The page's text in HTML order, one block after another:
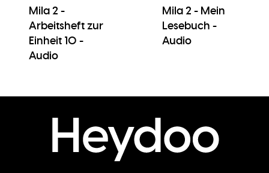
Mila 2 -
Arbeitsheft zur
Einheit 10 -
Audio
Mila 2 - Mein
Lesebuch -
Audio